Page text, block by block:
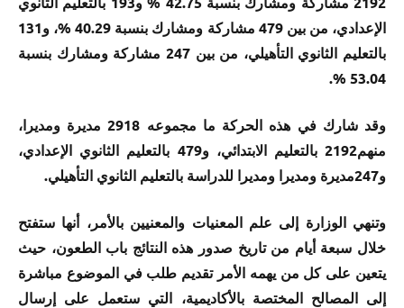
الإعدادي، من بين 479 مشاركة ومشارك بنسبة 40.29 %، و131
بالتعليم الثانوي التأهيلي، من بين 247 مشاركة ومشارك بنسبة
53.04 %.
وقد شارك في هذه الحركة ما مجموعه 2918 مديرة ومديرا،
منهم2192 بالتعليم الابتدائي، و479 بالتعليم الثانوي الإعدادي،
و247مديرة ومديرا ومديرا للدراسة بالتعليم الثانوي التأهيلي.
وتنهي الوزارة إلى علم المعنيات والمعنيين بالأمر، أنها ستفتح
خلال سبعة أيام من تاريخ صدور هذه النتائج باب الطعون، حيث
يتعين على كل من يهمه الأمر تقديم طلب في الموضوع مباشرة
إلى المصالح المختصة بالأكاديمية، التي ستعمل على إرسال